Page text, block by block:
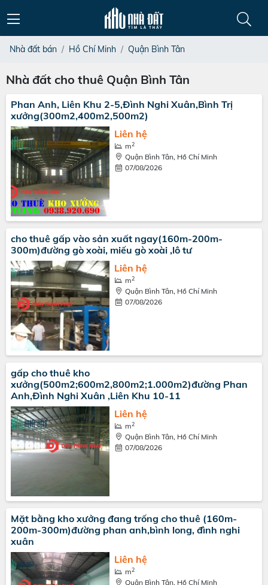
Nhà đất bán Hồ Chí Minh Quận Bình Tân
Nhà đất cho thuê Quận Bình Tân
Phan Anh, Liên Khu 2-5,Đình Nghi Xuân,Bình Trị
xưởng(300m2,400m2,500m2)
Liên hệ
m2
Quận Bình Tân, Hồ Chí Minh
07/08/2026
cho thuê gấp vào sản xuất ngay(160m-200m-
300m)đường gò xoài, miếu gò xoài ,lô tư
Liên hệ
m2
Quận Bình Tân, Hồ Chí Minh
07/08/2026
gấp cho thuê kho
xưởng(500m2;600m2,800m2;1.000m2)đường Phan
Anh,Đình Nghi Xuân ,Liên Khu 10-11
Liên hệ
m2
Quận Bình Tân, Hồ Chí Minh
07/08/2026
Mặt bằng kho xưởng đang trống cho thuê (160m-
200m-300m)đường phan anh,bình long, đình nghi
xuân
Liên hệ
m2
Quận Bình Tân, Hồ Chí Minh